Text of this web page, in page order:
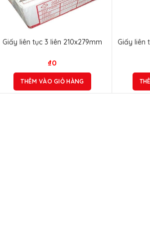
Giấy liên tục 3 liên 210x279mm
₫0
THÊM VÀO GIỎ HÀNG
Giấy liên